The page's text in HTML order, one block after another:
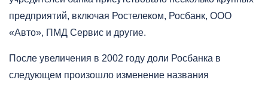
предприятий, включая Ростелеком, Росбанк, ООО
«Авто», ПМД Сервис и другие.
После увеличения в 2002 году доли Росбанка в
следующем произошло изменение названия